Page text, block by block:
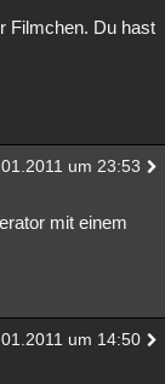
Filmchen. Du hast
um 23:53
mit einem
um 14:50